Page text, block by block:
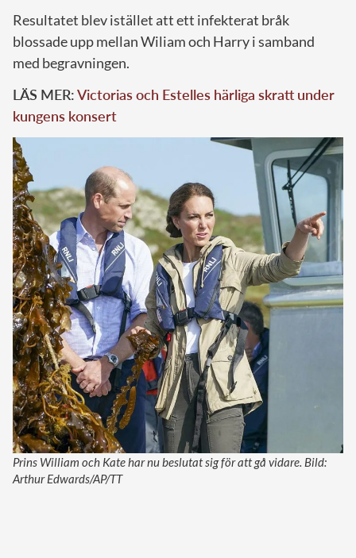
Resultatet blev istället att ett infekterat bråk
blossade upp mellan Wiliam och Harry i samband
med begravningen.
LÄS MER:Victorias och Estelles härliga skratt under
kungens konsert
Prins William och Kate har nu beslutat sig för att gå vidare. Bild:
Arthur Edwards/AP/TT